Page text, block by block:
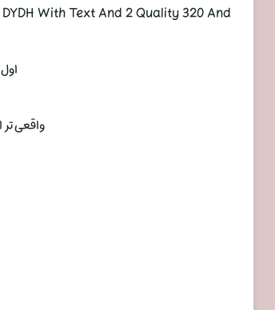
DYDH With Text And 2 Quality 320 And
واقعی